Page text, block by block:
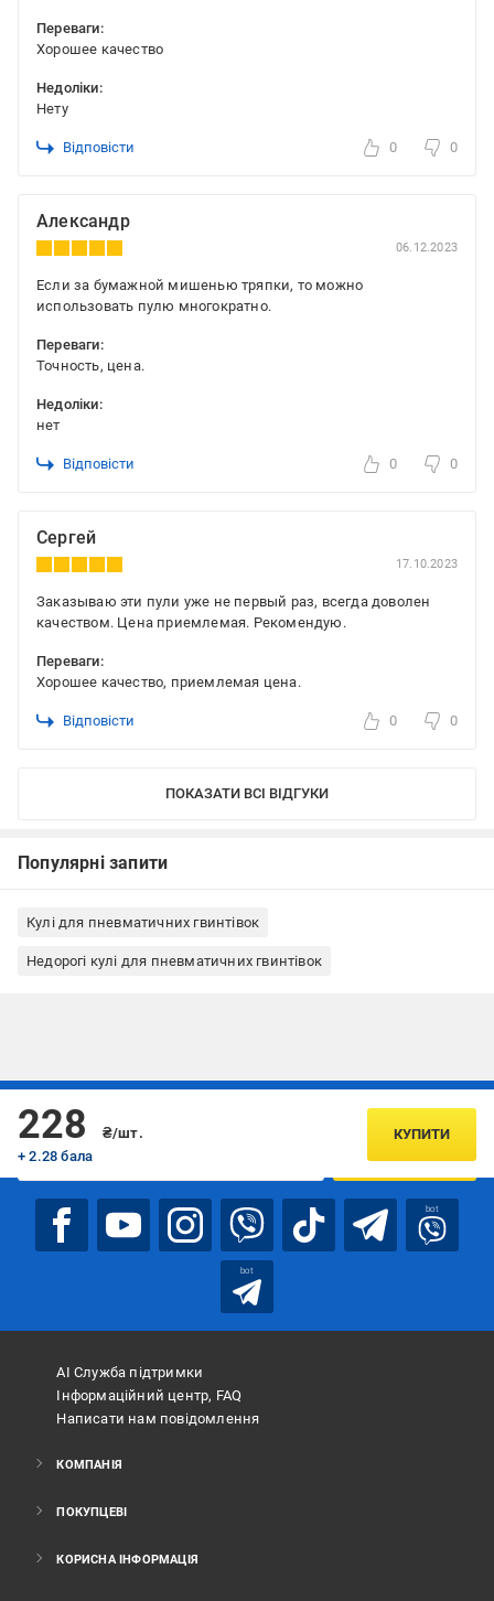
Переваги:
Хорошее качество
Недоліки:
Нету
Відповісти 0 0
Александр
06.12.2023
Если за бумажной мишенью тряпки, то можно
использовать пулю многократно.
Переваги:
Точность, цена.
Недоліки:
нет
Відповісти 0 0
Сергей
17.10.2023
Заказываю эти пули уже не первый раз, всегда доволен
качеством. Цена приемлемая. Рекомендую.
Переваги:
Хорошее качество, приемлемая цена.
Відповісти 0 0
ПОКАЗАТИ ВСІ ВІДГУКИ
Популярні запити
Кулі для пневматичних гвинтівок
Недорогі кулі для пневматичних гвинтівок
228
₴/шт.
+ 2.28 бала
КУПИТИ
Підписуйтесь, щоб дізнаватись першим про акції та пропозиції
ПІДПИСАТИСЯ
bot
bot
АІ Служба підтримки
Інформаційний центр, FAQ
Написати нам повідомлення
КОМПАНІЯ
ПОКУПЦЕВІ
КОРИСНА ІНФОРМАЦІЯ